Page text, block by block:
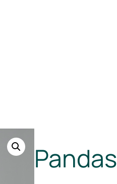
Pandas